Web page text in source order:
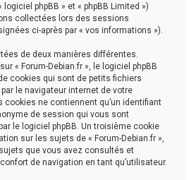
phpBB » et « phpBB Limited »)
collectées lors des sessions
ci-après par « vos informations »).
de deux manières différentes.
« Forum-Debian.fr », le logiciel phpBB
cookies qui sont de petits fichiers
le navigateur internet de votre
cookies ne contiennent qu’un identifiant
de session qui vous sont
le logiciel phpBB. Un troisième cookie
sur les sujets de « Forum-Debian.fr »,
que vous avez consultés et
de navigation en tant qu’utilisateur.